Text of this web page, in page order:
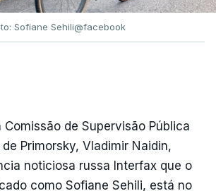
Sofiane Sehili@facebook
Comissão de Supervisão Pública
Primorsky, Vladimir Naidin,
noticiosa russa Interfax que o
como Sofiane Sehili, está no